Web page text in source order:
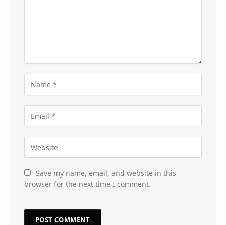
Save my name, email, and website in this
browser for the next time I comment.